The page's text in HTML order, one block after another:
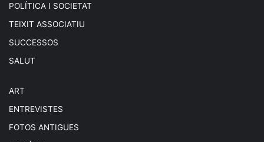
POLÍTICA I SOCIETAT
TEIXIT ASSOCIATIU
SUCCESSOS
SALUT
ART
ENTREVISTES
FOTOS ANTIGUES